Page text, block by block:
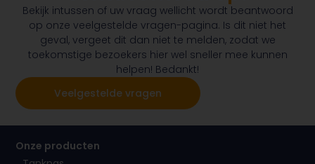
Bekijk intussen of uw vraag wellicht wordt beantwoord
op onze veelgestelde vragen-pagina. Is dit niet het
geval, vergeet dit dan niet te melden, zodat we
toekomstige bezoekers hier wel sneller mee kunnen
helpen! Bedankt!
Veelgestelde vragen
Onze producten